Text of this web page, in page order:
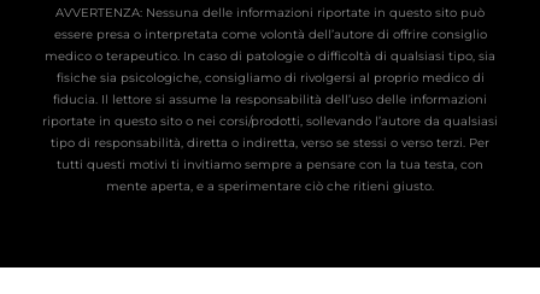
AVVERTENZA: Nessuna delle informazioni riportate in questo sito può
essere presa o interpretata come volontà dell’autore di offrire consiglio
medico o terapeutico. In caso di patologie o difficoltà di qualsiasi tipo, sia
fisiche sia psicologiche, consigliamo di rivolgersi al proprio medico di
fiducia. Il lettore si assume la responsabilità dell’uso delle informazioni
riportate in questo sito o nei corsi/prodotti, sollevando l’autore da qualsiasi
tipo di responsabilità, diretta o indiretta, verso se stessi o verso terzi. Per
tutti questi motivi ti invitiamo sempre a pensare con la tua testa, con
mente aperta, e a sperimentare ciò che ritieni giusto.